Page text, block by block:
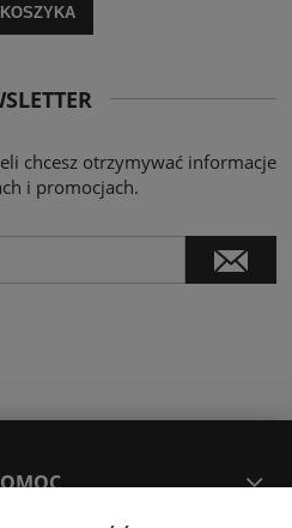
chcesz otrzymywać informacje
i promocjach.